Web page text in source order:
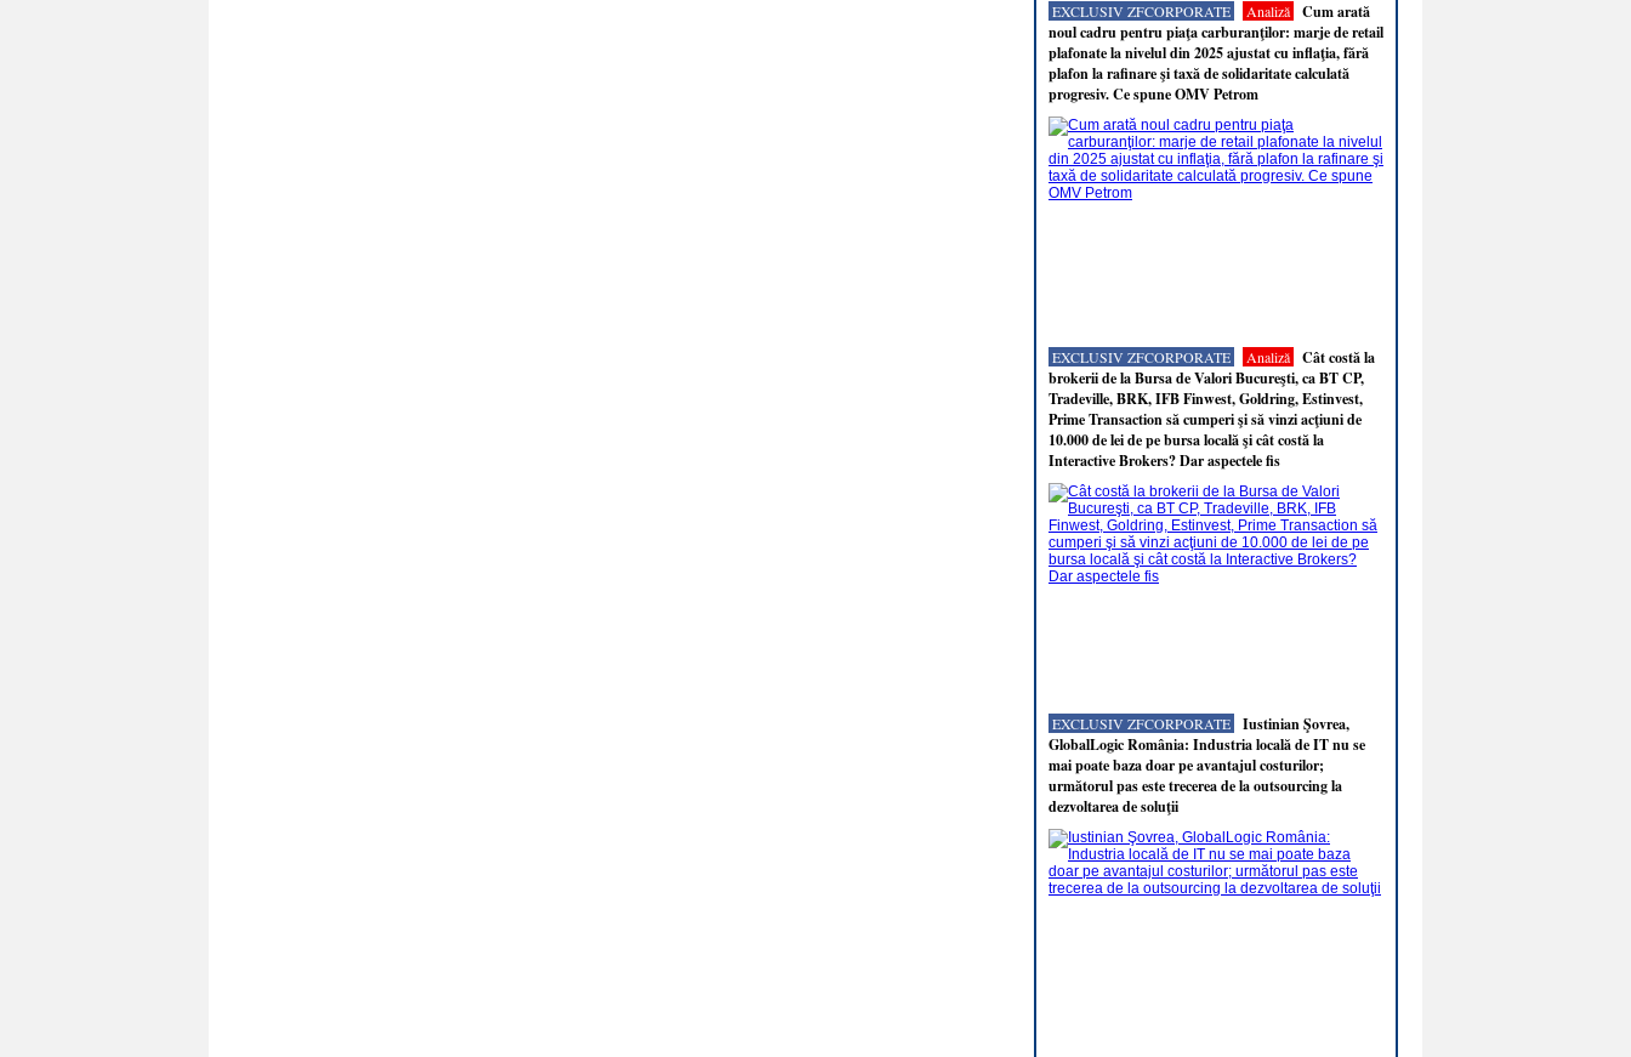
EXCLUSIV ZFCORPORATE Analiză
Cum arată
noul cadru pentru piaţa carburanţilor: marje de retail
plafonate la nivelul din 2025 ajustat cu inflaţia, fără
plafon la rafinare şi taxă de solidaritate calculată
progresiv. Ce spune OMV Petrom
EXCLUSIV ZFCORPORATE Analiză
Cât costă la
brokerii de la Bursa de Valori Bucureşti, ca BT CP,
Tradeville, BRK, IFB Finwest, Goldring, Estinvest,
Prime Transaction să cumperi şi să vinzi acţiuni de
10.000 de lei de pe bursa locală şi cât costă la
Interactive Brokers? Dar aspectele fis
EXCLUSIV ZFCORPORATE
Iustinian Şovrea,
GlobalLogic România: Industria locală de IT nu se
mai poate baza doar pe avantajul costurilor;
următorul pas este trecerea de la outsourcing la
dezvoltarea de soluţii